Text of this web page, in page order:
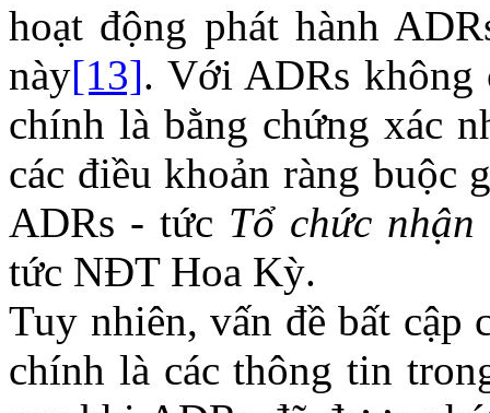
hoạt động phát hành
này[13]. Với ADRs không
chính là bằng chứng xác
các điều khoản ràng buộc
ADRs - tức Tổ chức
tức NĐT Hoa Kỳ.
Tuy nhiên, vấn đề bất cập
chính là các thông tin